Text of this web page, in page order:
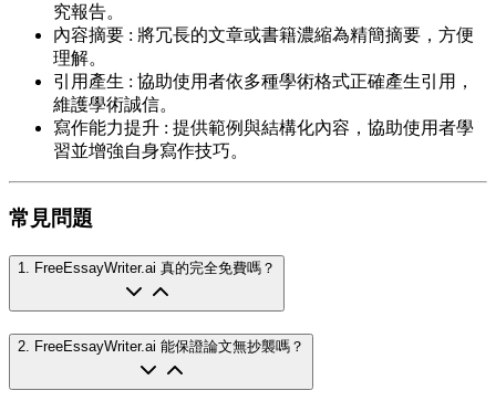
究報告。
內容摘要 : 將冗長的文章或書籍濃縮為精簡摘要，方便
理解。
引用產生 : 協助使用者依多種學術格式正確產生引用，
維護學術誠信。
寫作能力提升 : 提供範例與結構化內容，協助使用者學
習並增強自身寫作技巧。
常見問題
1 FreeEssayWriter.ai 真的完全免費嗎？
2 FreeEssayWriter.ai 能保證論文無抄襲嗎？